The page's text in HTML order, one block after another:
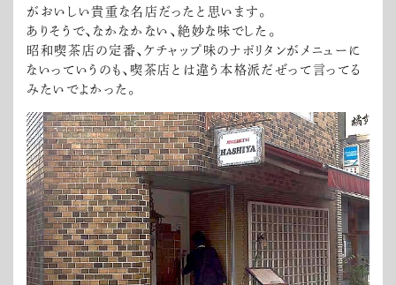
がおいしい貴重な名店だったと思います。
ありそうで、なかなかない、絶妙な味でした。
昭和喫茶店の定番、ケチャップ味のナポリタンがメニューに
ないっていうのも、喫茶店とは違う本格派だぜって言ってる
みたいでよかった。